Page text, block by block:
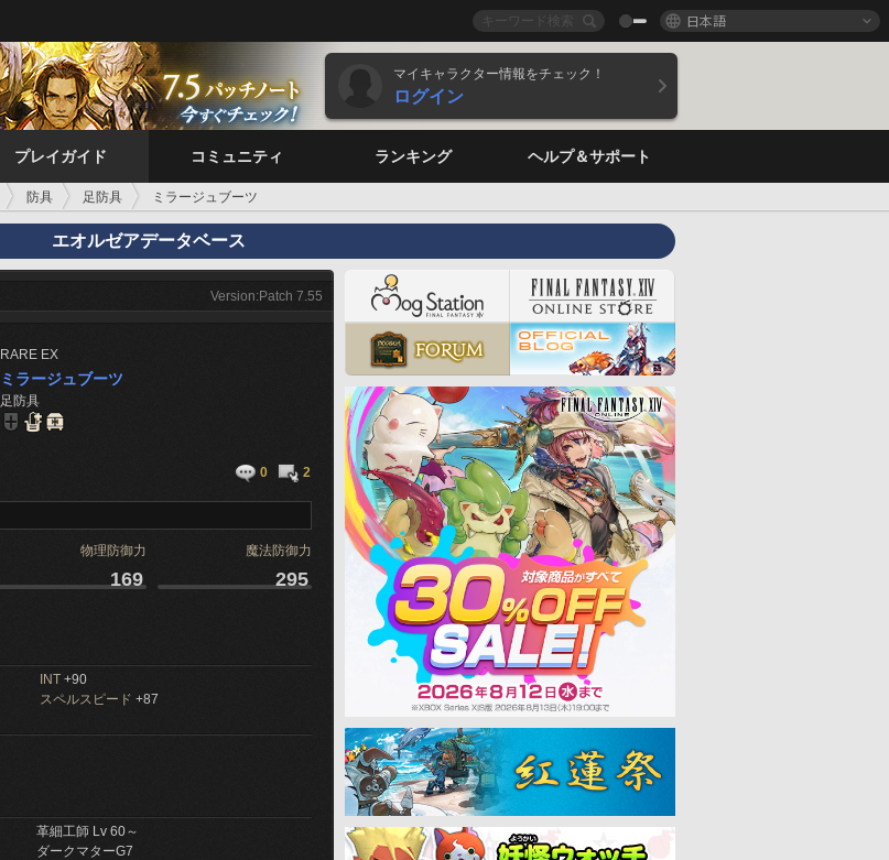
日本語
マイキャラクター情報をチェック！
ログイン
プレイガイド コミュニティ ランキング ヘルプ＆サポート
防具 足防具 ミラージュブーツ
エオルゼアデータベース
Version:Patch 7.55
RARE EX
ミラージュブーツ
足防具
0 2
物理防御力 魔法防御力
169 295
INT +90
スペルスピード +87
革細工師 Lv 60～
ダークマターG7